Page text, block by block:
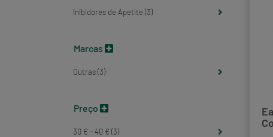
Inibidores de Apetite (3)
Marcas
Outras (3)
Preço
30 € - 40 € (3)